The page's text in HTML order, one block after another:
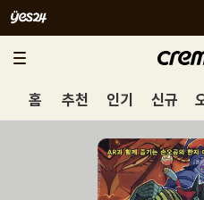
홈 추천 인기 신규